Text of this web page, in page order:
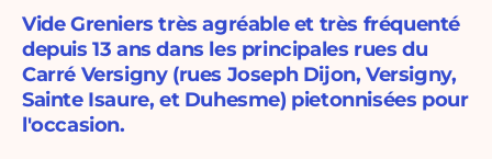
Vide Greniers très agréable et très fréquenté
depuis 13 ans dans les principales rues du
Carré Versigny (rues Joseph Dijon, Versigny,
Sainte Isaure, et Duhesme) pietonnisées pour
l'occasion.